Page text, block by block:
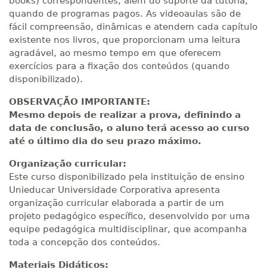
quando de programas pagos. As videoaulas são de
fácil compreensão, dinâmicas e atendem cada capítulo
existente nos livros, que proporcionam uma leitura
agradável, ao mesmo tempo em que oferecem
exercícios para a fixação dos conteúdos (quando
disponibilizado).
OBSERVAÇÃO IMPORTANTE:
Mesmo depois de realizar a prova, definindo a
data de conclusão, o aluno terá acesso ao curso
até o último dia do seu prazo máximo.
Organização curricular:
Este curso disponibilizado pela instituição de ensino
Unieducar Universidade Corporativa apresenta
organização curricular elaborada a partir de um
projeto pedagógico específico, desenvolvido por uma
equipe pedagógica multidisciplinar, que acompanha
toda a concepção dos conteúdos.
Materiais Didáticos: